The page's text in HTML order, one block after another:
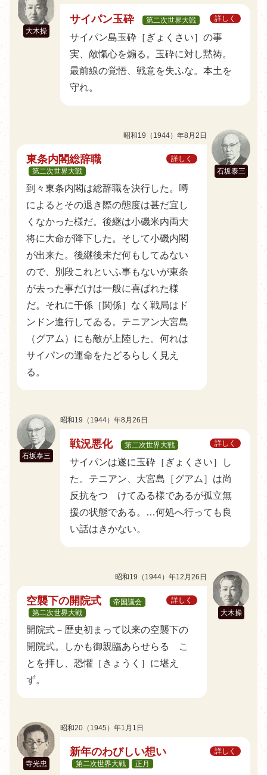
大木操
サイパン玉砕 第二次世界大戦 詳しく
サイパン島玉砕［ぎょくさい］の事
実、敵愾心を煽る。玉砕に対し黙祷。
最前線の覚悟、戦意を失ふな。本土を
守れ。
石坂泰三
昭和19（1944）年8月2日
東条内閣総辞職
第二次世界大戦
詳しく
到々東条内閣は総辞職を決行した。噂
によるとその退き際の態度は甚だ宜し
くなかった様だ。後継は小磯米内両大
将に大命が降下した。そして小磯内閣
が出来た。後継後未だ何もしてゐない
ので、別段これといふ事もないが東条
が去った事だけは一般に喜ばれた様
だ。それに干係［関係］なく戦局はド
ンドン進行してゐる。テニアン大宮島
（グアム）にも敵が上陸した。何れは
サイパンの運命をたどるらしく見え
る。
石坂泰三
昭和19（1944）年8月26日
戦況悪化 第二次世界大戦 詳しく
サイパンは遂に玉砕［ぎょくさい］し
た。テニアン、大宮島［グアム］は尚
反抗をつゞけてゐる様であるが孤立無
援の状態である。…何処へ行っても良
い話はきかない。
大木操
昭和19（1944）年12月26日
空襲下の開院式
帝国議会
第二次世界大戦
詳しく
開院式－歴史初まって以来の空襲下の
開院式。しかも御親臨あらせらるゝこ
とを拝し、恐懼［きょうく］に堪え
ず。
寺光忠
昭和20（1945）年1月1日
新年のわびしい想い
第二次世界大戦 正月
詳しく